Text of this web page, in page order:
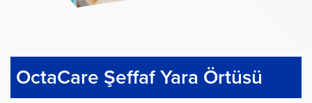
OctaCare Şeffaf Yara Örtüsü